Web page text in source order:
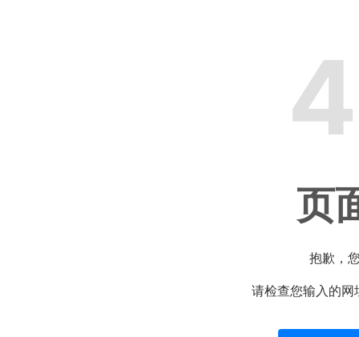
页
抱歉，
请检查您输入的